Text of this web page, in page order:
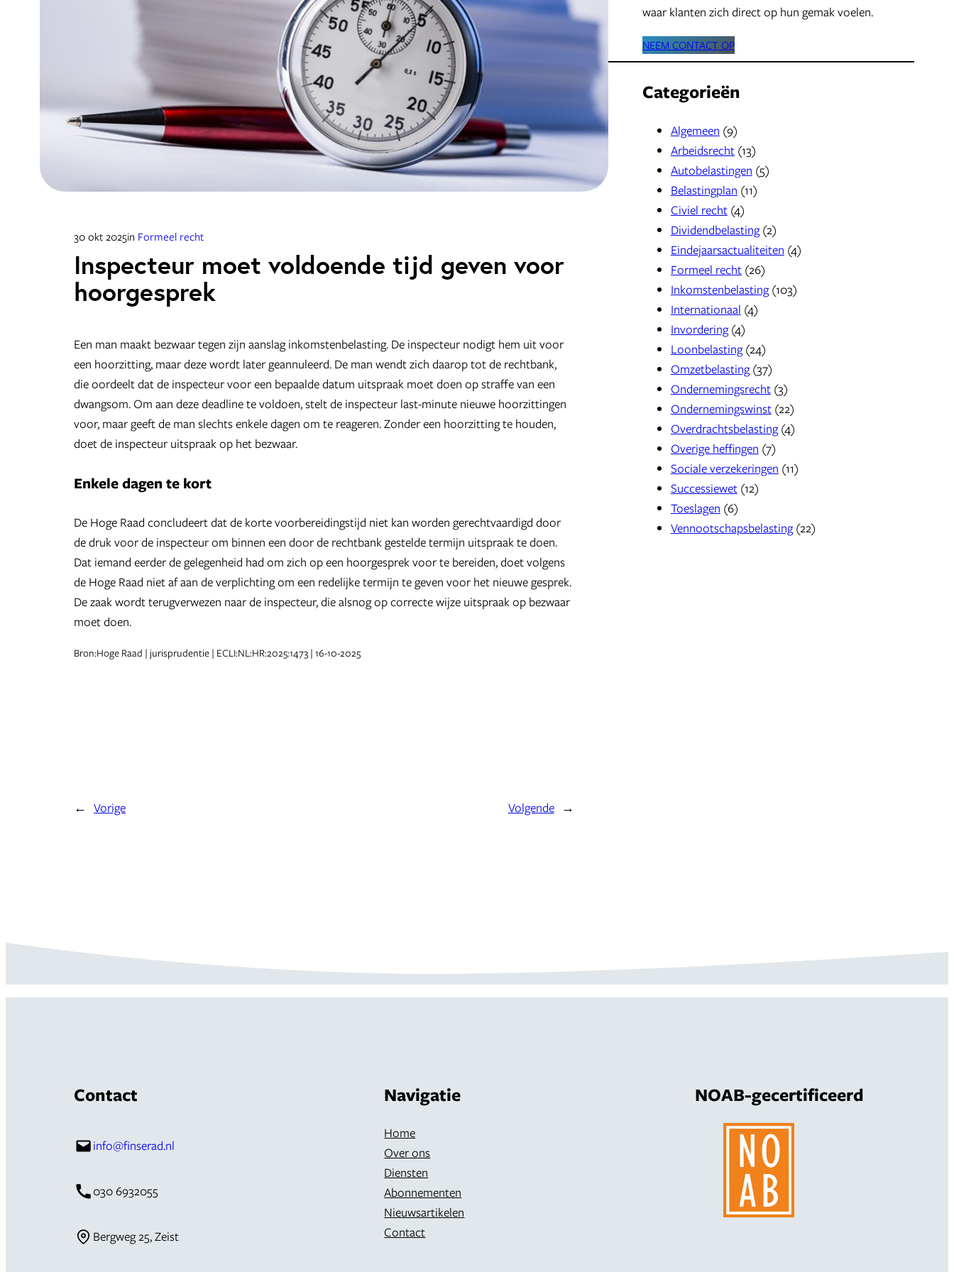
30 okt 2025in Formeel recht
Inspecteur moet voldoende tijd geven voor
hoorgesprek
Een man maakt bezwaar tegen zijn aanslag inkomstenbelasting. De inspecteur nodigt hem uit voor
een hoorzitting, maar deze wordt later geannuleerd. De man wendt zich daarop tot de rechtbank,
die oordeelt dat de inspecteur voor een bepaalde datum uitspraak moet doen op straffe van een
dwangsom. Om aan deze deadline te voldoen, stelt de inspecteur last-minute nieuwe hoorzittingen
voor, maar geeft de man slechts enkele dagen om te reageren. Zonder een hoorzitting te houden,
doet de inspecteur uitspraak op het bezwaar.
Enkele dagen te kort
De Hoge Raad concludeert dat de korte voorbereidingstijd niet kan worden gerechtvaardigd door
de druk voor de inspecteur om binnen een door de rechtbank gestelde termijn uitspraak te doen.
Dat iemand eerder de gelegenheid had om zich op een hoorgesprek voor te bereiden, doet volgens
de Hoge Raad niet af aan de verplichting om een redelijke termijn te geven voor het nieuwe gesprek.
De zaak wordt terugverwezen naar de inspecteur, die alsnog op correcte wijze uitspraak op bezwaar
moet doen.
Bron:Hoge Raad | jurisprudentie | ECLI:NL:HR:2025:1473 | 16-10-2025
← Vorige Volgende →
waar klanten zich direct op hun gemak voelen.
NEEM CONTACT OP
Categorieën
Algemeen (9)
Arbeidsrecht(13)
Autobelastingen (5)
Belastingplan (11)
Civiel recht(4)
Dividendbelasting(2)
Eindejaarsactualiteiten (4)
Formeel recht(26)
Inkomstenbelasting(103)
Internationaal (4)
Invordering(4)
Loonbelasting(24)
Omzetbelasting(37)
Ondernemingsrecht(3)
Ondernemingswinst(22)
Overdrachtsbelasting(4)
Overige heffingen (7)
Sociale verzekeringen (11)
Successiewet(12)
Toeslagen (6)
Vennootschapsbelasting(22)
Contact
info@finserad.nl
030 6932055
Bergweg 25, Zeist
Navigatie
Home
Over ons
Diensten
Abonnementen
Nieuwsartikelen
Contact
NOAB-gecertificeerd